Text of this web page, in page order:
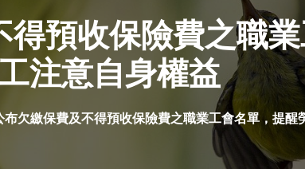
預收保險費之職
注意自身權益
布欠繳保費及不得預收保險費之職業工會名單，提醒